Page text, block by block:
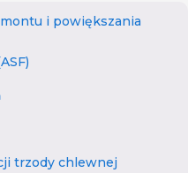
i powiększania
trzody chlewnej